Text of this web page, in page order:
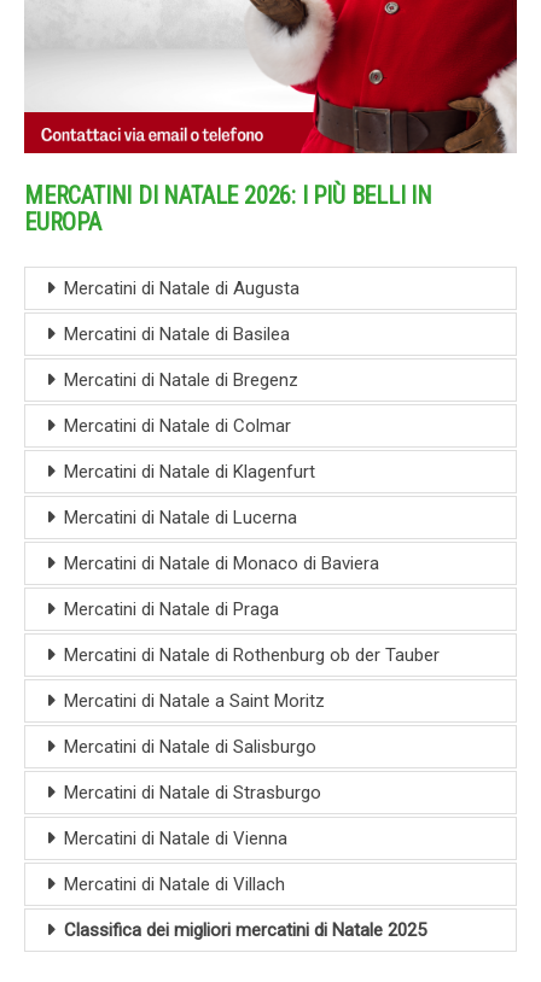
MERCATINI DI NATALE 2026: I PIÙ BELLI IN
EUROPA
Mercatini di Natale di Augusta
Mercatini di Natale di Basilea
Mercatini di Natale di Bregenz
Mercatini di Natale di Colmar
Mercatini di Natale di Klagenfurt
Mercatini di Natale di Lucerna
Mercatini di Natale di Monaco di Baviera
Mercatini di Natale di Praga
Mercatini di Natale di Rothenburg ob der Tauber
Mercatini di Natale a Saint Moritz
Mercatini di Natale di Salisburgo
Mercatini di Natale di Strasburgo
Mercatini di Natale di Vienna
Mercatini di Natale di Villach
Classifica dei migliori mercatini di Natale 2025